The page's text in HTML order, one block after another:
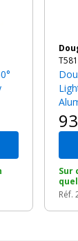
Double collier orientable 90°
Sur
Réf.